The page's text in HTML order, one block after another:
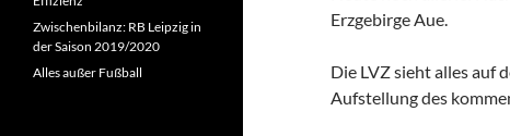
Erzgebirge Aue.
Die LVZ sieht alles auf
Aufstellung des
Zwischenbilanz: RB Leipzig in
der Saison 2019/2020
Alles außer Fußball